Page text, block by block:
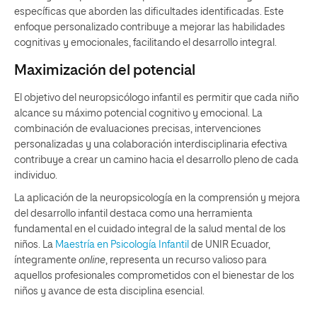
específicas que aborden las dificultades identificadas. Este
enfoque personalizado contribuye a mejorar las habilidades
cognitivas y emocionales, facilitando el desarrollo integral.
Maximización del potencial
El objetivo del neuropsicólogo infantil es permitir que cada niño
alcance su máximo potencial cognitivo y emocional. La
combinación de evaluaciones precisas, intervenciones
personalizadas y una colaboración interdisciplinaria efectiva
contribuye a crear un camino hacia el desarrollo pleno de cada
individuo.
La aplicación de la neuropsicología en la comprensión y mejora
del desarrollo infantil destaca como una herramienta
fundamental en el cuidado integral de la salud mental de los
niños. La Maestría en Psicología Infantil de UNIR Ecuador,
íntegramente online, representa un recurso valioso para
aquellos profesionales comprometidos con el bienestar de los
niños y avance de esta disciplina esencial.